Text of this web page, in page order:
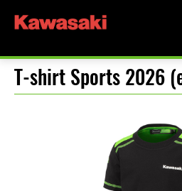
T-shirt Sports 2026